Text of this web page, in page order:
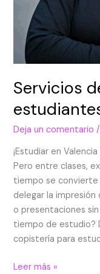
Servicios
Deja un comentario
¡Estudiar en
Pero entre clases,
tiempo se convierte
delegar la
o presentaciones
tiempo de estudio?
copistería para
Leer más »